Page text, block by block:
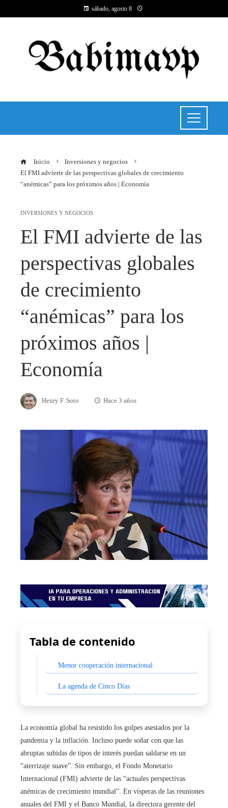
sábado, agosto 8
Inicio
Inversiones y negocios
El FMI advierte de las perspectivas globales de crecimiento
“anémicas” para los próximos años | Economía
INVERSIONES Y NEGOCIOS
El FMI advierte de las
perspectivas globales
de crecimiento
“anémicas” para los
próximos años |
Economía
Henry F. Soto Hace 3 años
Tabla de contenido
Menor cooperación internacional
La agenda de Cinco Días
La economía global ha resistido los golpes asestados por la
pandemia y la inflación. Incluso puede soñar con que las
abruptas subidas de tipos de interés puedan saldarse en un
“aterrizaje suave”. Sin embargo, el Fondo Monetario
Internacional (FMI) advierte de las “actuales perspectivas
anémicas de crecimiento mundial”. En vísperas de las reuniones
anuales del FMI y el Banco Mundial, la directora gerente del